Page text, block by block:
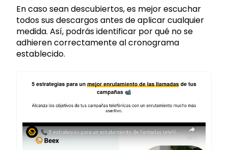
En caso sean descubiertos, es mejor escuchar
todos sus descargos antes de aplicar cualquier
medida. Así, podrás identificar por qué no se
adhieren correctamente al cronograma
establecido.